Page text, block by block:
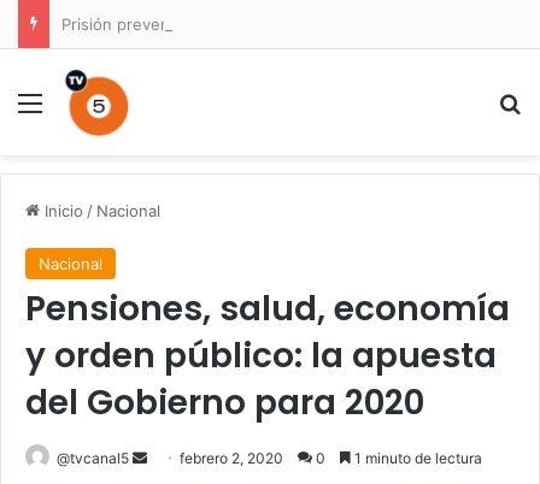
Menú
Inicio / Nacional
Nacional
Pensiones, salud, economía
y orden público: la apuesta
del Gobierno para 2020
@tvcanal5
Sendfebrero 2, 2020 0 1 minuto de lectura